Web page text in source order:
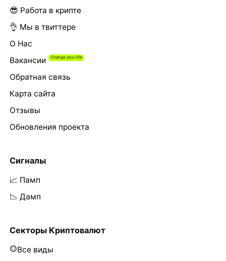
😎 Работа в крипте
👌 Мы в твиттере
О Нас
Вакансии
Обратная связь
Карта сайта
Отзывы
Обновления проекта
Сигналы
📈 Памп
📉 Дамп
Секторы Криптовалют
Все виды